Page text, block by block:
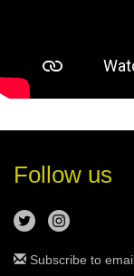
Follow us
Subscribe to